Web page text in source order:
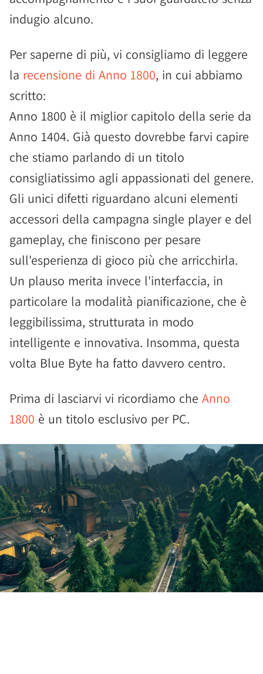
indugio alcuno.
Per saperne di più, vi consigliamo di leggere
la recensione di Anno 1800, in cui abbiamo
scritto:
Anno 1800 è il miglior capitolo della serie da
Anno 1404. Già questo dovrebbe farvi capire
che stiamo parlando di un titolo
consigliatissimo agli appassionati del genere.
Gli unici difetti riguardano alcuni elementi
accessori della campagna single player e del
gameplay, che finiscono per pesare
sull'esperienza di gioco più che arricchirla.
Un plauso merita invece l'interfaccia, in
particolare la modalità pianificazione, che è
leggibilissima, strutturata in modo
intelligente e innovativa. Insomma, questa
volta Blue Byte ha fatto davvero centro.
Prima di lasciarvi vi ricordiamo che Anno
1800 è un titolo esclusivo per PC.